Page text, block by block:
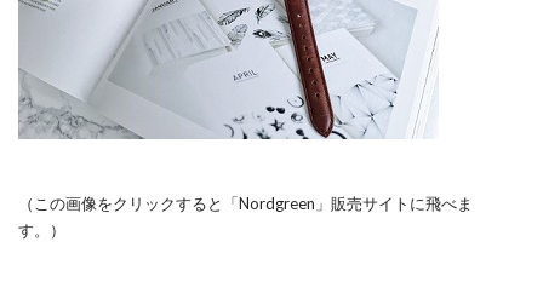
（この画像をクリックすると「Nordgreen」販売サイトに飛べま
す。）